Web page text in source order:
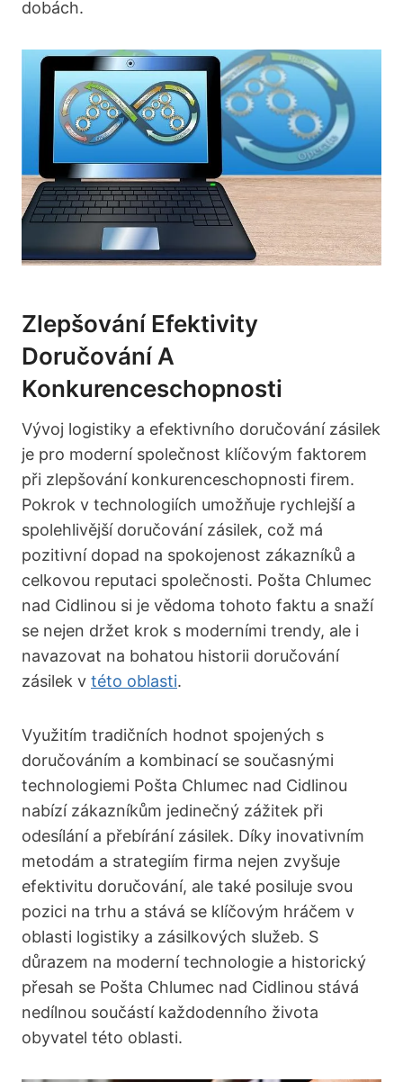
dobách.
Zlepšování Efektivity
Doručování A
Konkurenceschopnosti
Vývoj logistiky a efektivního doručování zásilek
je pro moderní společnost klíčovým faktorem
při zlepšování konkurenceschopnosti firem.
Pokrok v technologiích umožňuje rychlejší a
spolehlivější doručování zásilek, což má
pozitivní dopad na spokojenost zákazníků a
celkovou reputaci společnosti. Pošta Chlumec
nad Cidlinou si je vědoma tohoto faktu a snaží
se nejen držet krok s moderními trendy, ale i
navazovat na bohatou historii doručování
zásilek v této oblasti.
Využitím tradičních hodnot spojených s
doručováním a kombinací se současnými
technologiemi Pošta Chlumec nad Cidlinou
nabízí zákazníkům jedinečný zážitek při
odesílání a přebírání zásilek. Díky inovativním
metodám a strategiím firma nejen zvyšuje
efektivitu doručování, ale také posiluje svou
pozici na trhu a stává se klíčovým hráčem v
oblasti logistiky a zásilkových služeb. S
důrazem na moderní technologie a historický
přesah se Pošta Chlumec nad Cidlinou stává
nedílnou součástí každodenního života
obyvatel této oblasti.